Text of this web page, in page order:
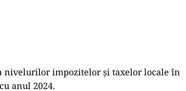
nivelurilor impozitelor și taxelor locale în
anul 2024.